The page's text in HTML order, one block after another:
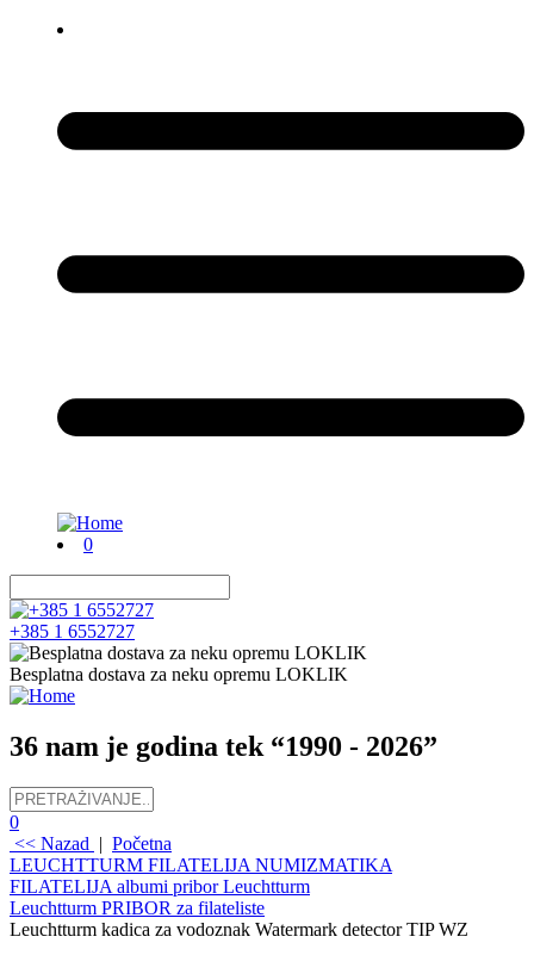
0
+385 1 6552727
Besplatna dostava za neku opremu LOKLIK
36 nam je godina tek “1990 - 2026”
0
<< Nazad | Početna
LEUCHTTURM FILATELIJA NUMIZMATIKA
FILATELIJA albumi pribor Leuchtturm
Leuchtturm PRIBOR za filateliste
Leuchtturm kadica za vodoznak Watermark detector TIP WZ